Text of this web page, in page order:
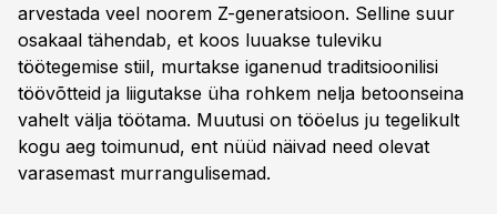
arvestada veel noorem Z-generatsioon. Selline suur
osakaal tähendab, et koos luuakse tuleviku
töötegemise stiil, murtakse iganenud traditsioonilisi
töövõtteid ja liigutakse üha rohkem nelja betoonseina
vahelt välja töötama. Muutusi on tööelus ju tegelikult
kogu aeg toimunud, ent nüüd näivad need olevat
varasemast murrangulisemad.